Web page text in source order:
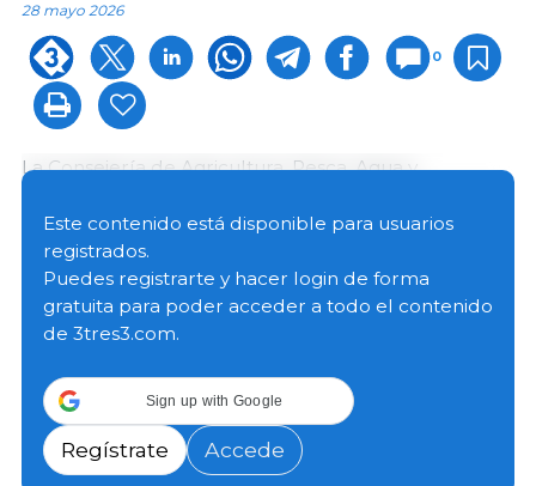
28 mayo 2026
0
La Consejería de Agricultura, Pesca, Agua y
del primer pago de subvenciones destinadas a
ganaderos de extensivo afectados por las borrascas
registradas entre finales de 2025 y principios de 2026.
En total, se han destinado más de 54 millones de
euros a un total de 9.936 beneficiarios de la región.
El reparto provincial incluye: Almería con casi 4
millones para 774 beneficiarios; Cádiz, 7,2 millones
para 1.226 expedientes; Córdoba, 12,3 millones para
2.122 ganaderos; Granada, 4,4 millones para 874
Este contenido está disponible para usuarios
registrados.
Puedes registrarte y hacer login de forma
gratuita para poder acceder a todo el contenido
de 3tres3.com.
Sign up with Google
Regístrate Accede